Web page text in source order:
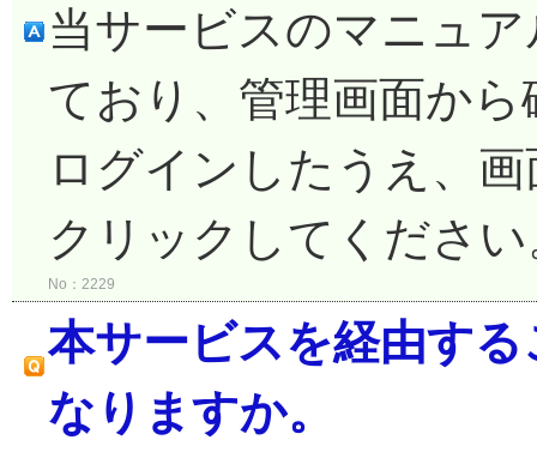
当サービスのマニュ
ており、管理画面か
ログインしたうえ、
クリックしてくださ
No：2229
本サービスを経由す
なりますか。